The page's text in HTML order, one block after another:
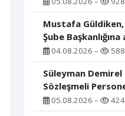
Mustafa Güldiken,
Şube Başkanlığına
04.08.2026 –
Süleyman
Sözleşmeli
05.08.2026 –